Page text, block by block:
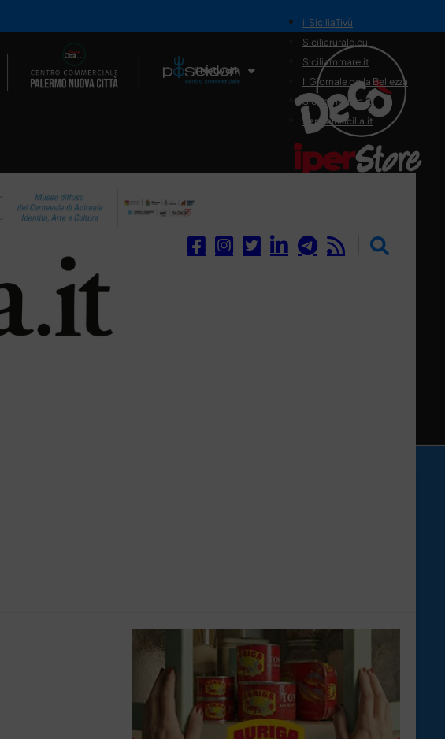
Il Network
il SiciliaTivù
Siciliarurale.eu
Siciliammare.it
Il Giornale della Bellezza
Siciliamedica.it
Sanitainsicilia.it